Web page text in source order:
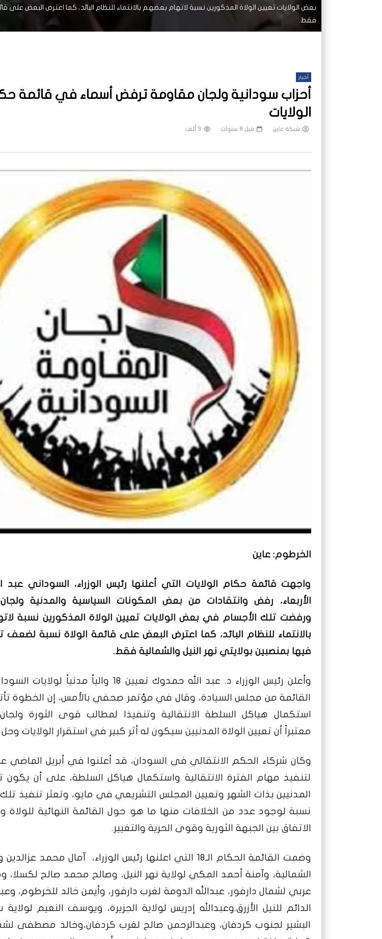
بعض الولايات تعيين الولاة المذكورين نسبة لاتهام بعضهم بالانتماء للنظام البائد، كما اعترض البعض على
فقط.
أخبار
أحزاب سودانية ولجان مقاومة ترفض أسماء في قائمة
الولايات
شبكة عاين قبل 6 سنوات 3 ألف
الخرطوم: عاين
واجهت قائمة حكام الولايات التي أعلنها رئيس الوزراء، السوداني عبد
الأربعاء، رفض وانتقادات من بعض المكونات السياسية والمدنية
ورفضت تلك الأجسام في بعض الولايات تعيين الولاة المذكورين نسبة
بالانتماء للنظام البائد، كما اعترض البعض على قائمة الولاة نسبة لضعف
فيها بمنصبين بولايتي نهر النيل والشمالية فقط.
وأعلن رئيس الوزراء د. عبد الله حمدوك تعيين 18 والياً مدنياً
القائمة من مجلس السيادة، وقال في مؤتمر صحفي بالأمس، إن الخطوة
استكمال هياكل السلطة الانتقالية وتنفيذا لمطالب قوى الثورة
معتبراً أن تعيين الولاة المدنيين سيكون له أثر كبير في استقرار الولايات
وكان شركاء الحكم الانتقالي في السودان، قد أعلنوا في أبريل
لتنفيذ مهام الفترة الانتقالية واستكمال هياكل السلطة، على أن يكون
المدنيين بذات الشهر وتعيين المجلس التشريعي في مايو، وتعثر تنفيذ
نسبة لوجود عدد من الخلافات منها ما هو حول القائمة النهائية
الاتفاق بين الجبهة الثورية وقوى الحرية والتغيير.
وضمت القائمة الحكام الـ18 التي اعلنها رئيس الوزراء، آمال محمد
الشمالية، وآمنة أحمد المكي لولاية نهر النيل، وصالح محمد صالح
عربي لشمال دارفور، عبدالله الدومة لغرب دارفور، وأيمن خالد للخرطوم،
الدائم للنيل الأزرق.وعبدالله إدريس لولاية الجزيرة، ويوسف النعيم لولاية
البشير لجنوب كردفان، وعبدالرحمن صالح لغرب كردفان،وخالد مصطفى